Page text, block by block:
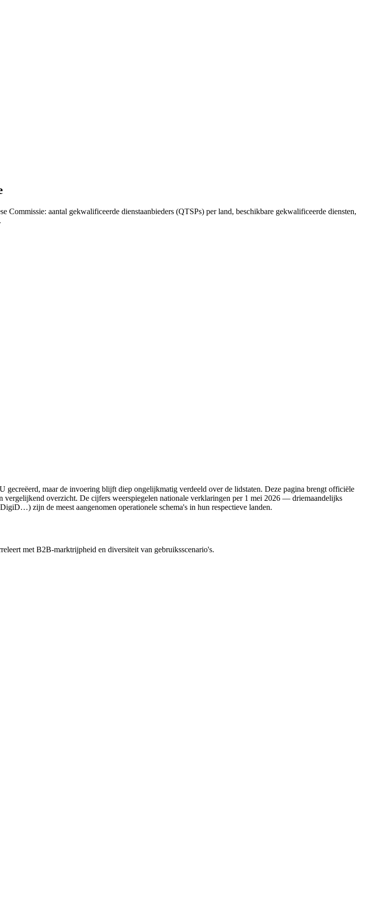
aantal gekwalificeerde dienstaanbieders (QTSPs) per land, beschikbare gekwalificeerde diensten,
maar de invoering blijft diep ongelijkmatig verdeeld over de lidstaten. Deze pagina brengt officiële
overzicht. De cijfers weerspiegelen nationale verklaringen per 1 mei 2026 — driemaandelijks
zijn de meest aangenomen operationele schema's in hun respectieve landen.
met B2B-marktrijpheid en diversiteit van gebruiksscenario's.